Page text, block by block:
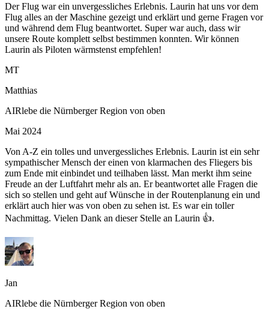
Der Flug war ein unvergessliches Erlebnis. Laurin hat uns vor dem
Flug alles an der Maschine gezeigt und erklärt und gerne Fragen vor
und während dem Flug beantwortet. Super war auch, dass wir
unsere Route komplett selbst bestimmen konnten. Wir können
Laurin als Piloten wärmstenst empfehlen!
MT
Matthias
AIRlebe die Nürnberger Region von oben
Mai 2024
Von A-Z ein tolles und unvergessliches Erlebnis. Laurin ist ein sehr
sympathischer Mensch der einen von klarmachen des Fliegers bis
zum Ende mit einbindet und teilhaben lässt. Man merkt ihm seine
Freude an der Luftfahrt mehr als an. Er beantwortet alle Fragen die
sich so stellen und geht auf Wünsche in der Routenplanung ein und
erklärt auch hier was von oben zu sehen ist. Es war ein toller
Nachmittag. Vielen Dank an dieser Stelle an Laurin 👍.
Jan
AIRlebe die Nürnberger Region von oben